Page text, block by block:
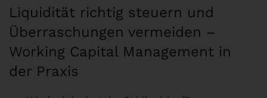
Liquidität richtig steuern und
Überraschungen vermeiden –
Working Capital Management in
der Praxis